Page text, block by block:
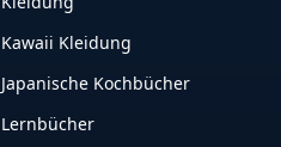
Kawaii Kleidung
Japanische Kochbücher
Lernbücher